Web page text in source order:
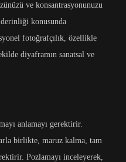
ve konsantrasyonunuzu
konusunda
fotoğrafçılık, özellikle
diyaframın sanatsal ve
anlamayı gerektirir.
birlikte, maruz kalma, tam
Pozlamayı inceleyerek,